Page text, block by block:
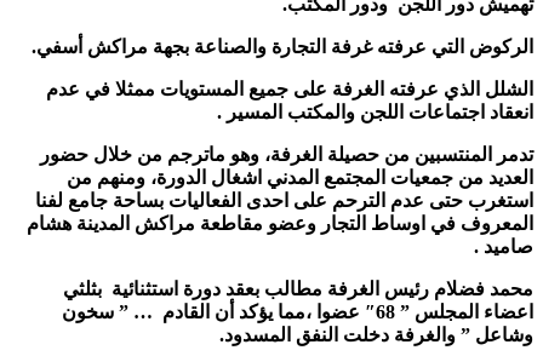
الركوض التي عرفته غرفة التجارة والصناعة بجهة مراكش أسفي.
الشلل الذي عرفته الغرفة على جميع المستويات ممثلا في عدم
انعقاد اجتماعات اللجن والمكتب المسير .
تدمر المنتسبين من حصيلة الغرفة، وهو ماترجم من خلال حضور
العديد من جمعيات المجتمع المدني اشغال الدورة، ومنهم من
استغرب حتى عدم الترحم على احدى الفعاليات بساحة جامع لفنا
المعروف في اوساط التجار وعضو مقاطعة مراكش المدينة هشام
صاميد .
محمد فضلام رئيس الغرفة مطالب بعقد دورة استثنائية بثلثي
اعضاء المجلس ” 68″ عضوا ،مما يؤكد أن القادم … ” سخون
وشاعل ” والغرفة دخلت النفق المسدود.